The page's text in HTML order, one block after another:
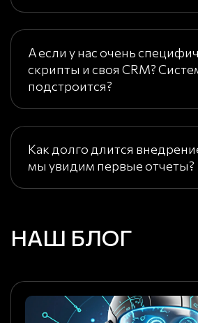
А если у нас очень
скрипты и своя CRM?
подстроится?
Как долго длится
мы увидим первые отчеты?
НАШ БЛОГ